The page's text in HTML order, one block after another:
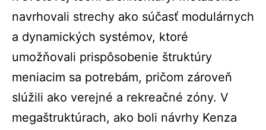
navrhovali strechy ako súčasť modulárnych
a dynamických systémov, ktoré
umožňovali prispôsobenie štruktúry
meniacim sa potrebám, pričom zároveň
slúžili ako verejné a rekreačné zóny. V
megaštruktúrach, ako boli návrhy Kenza